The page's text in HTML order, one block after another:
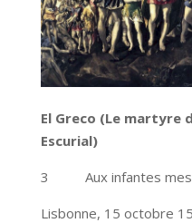
El Greco (Le martyre
Escurial)
3 Aux infantes mes
Lisbonne, 15 octobre